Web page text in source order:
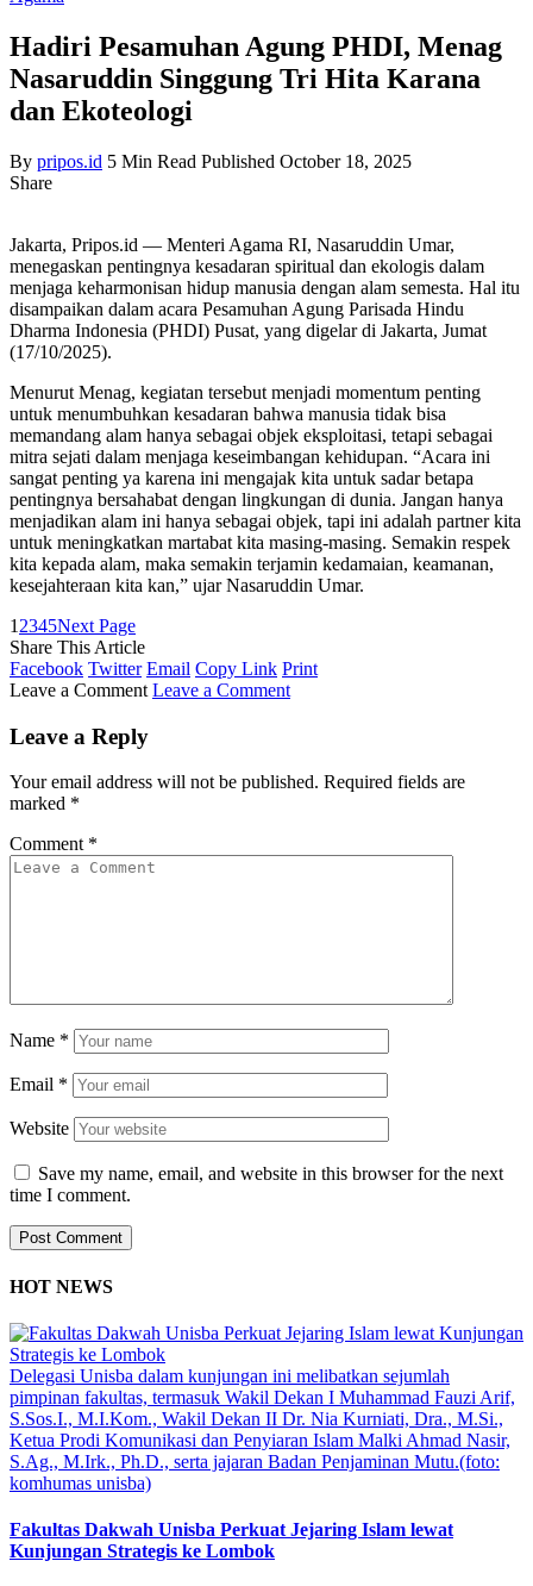
Hadiri Pesamuhan Agung PHDI, Menag
Nasaruddin Singgung Tri Hita Karana
dan Ekoteologi
By pripos.id 5 Min Read Published October 18, 2025
Share
Jakarta, Pripos.id — Menteri Agama RI, Nasaruddin Umar,
menegaskan pentingnya kesadaran spiritual dan ekologis dalam
menjaga keharmonisan hidup manusia dengan alam semesta. Hal itu
disampaikan dalam acara Pesamuhan Agung Parisada Hindu
Dharma Indonesia (PHDI) Pusat, yang digelar di Jakarta, Jumat
(17/10/2025).
Menurut Menag, kegiatan tersebut menjadi momentum penting
untuk menumbuhkan kesadaran bahwa manusia tidak bisa
memandang alam hanya sebagai objek eksploitasi, tetapi sebagai
mitra sejati dalam menjaga keseimbangan kehidupan. “Acara ini
sangat penting ya karena ini mengajak kita untuk sadar betapa
pentingnya bersahabat dengan lingkungan di dunia. Jangan hanya
menjadikan alam ini hanya sebagai objek, tapi ini adalah partner kita
untuk meningkatkan martabat kita masing-masing. Semakin respek
kita kepada alam, maka semakin terjamin kedamaian, keamanan,
kesejahteraan kita kan,” ujar Nasaruddin Umar.
1 2345Next Page
Share This Article
Facebook Twitter Email Copy Link Print
Leave a Comment Leave a Comment
Leave a Reply
Your email address will not be published. Required fields are
marked *
Comment *
Name *
Email *
Website
Save my name, email, and website in this browser for the next
time I comment.
HOT NEWS
Delegasi Unisba dalam kunjungan ini melibatkan sejumlah
pimpinan fakultas, termasuk Wakil Dekan I Muhammad Fauzi Arif,
S.Sos.I., M.I.Kom., Wakil Dekan II Dr. Nia Kurniati, Dra., M.Si.,
Ketua Prodi Komunikasi dan Penyiaran Islam Malki Ahmad Nasir,
S.Ag., M.Irk., Ph.D., serta jajaran Badan Penjaminan Mutu.(foto:
komhumas unisba)
Fakultas Dakwah Unisba Perkuat Jejaring Islam lewat
Kunjungan Strategis ke Lombok